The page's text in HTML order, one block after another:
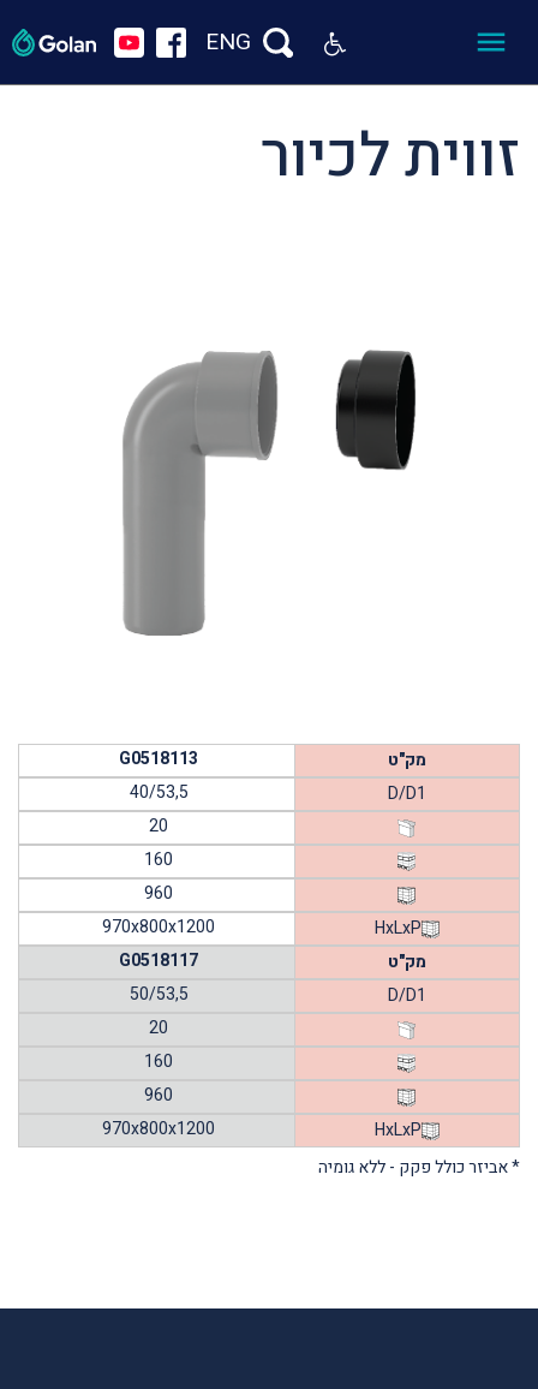
ENG
זווית לכיור
מק"ט
G0518113
D/D1
40/53,5
20
160
960
HxLxP
970x800x1200
מק"ט
G0518117
D/D1
50/53,5
20
160
960
HxLxP
970x800x1200
* אביזר כולל פקק - ללא גומיה